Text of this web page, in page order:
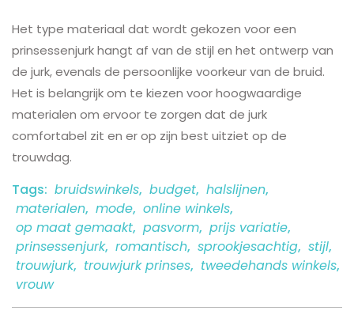
Het type materiaal dat wordt gekozen voor een
prinsessenjurk hangt af van de stijl en het ontwerp van
de jurk, evenals de persoonlijke voorkeur van de bruid.
Het is belangrijk om te kiezen voor hoogwaardige
materialen om ervoor te zorgen dat de jurk
comfortabel zit en er op zijn best uitziet op de
trouwdag.
Tags: bruidswinkels, budget, halslijnen,
materialen, mode, online winkels,
op maat gemaakt, pasvorm, prijs variatie,
prinsessenjurk, romantisch, sprookjesachtig, stijl,
trouwjurk, trouwjurk prinses, tweedehands winkels,
vrouw